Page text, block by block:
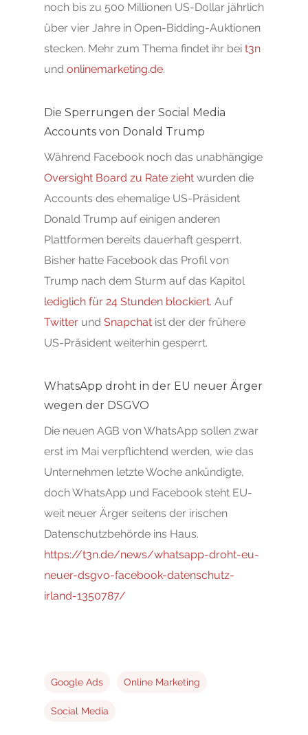
noch bis zu 500 Millionen US-Dollar jährlich
über vier Jahre in Open-Bidding-Auktionen
stecken. Mehr zum Thema findet ihr bei t3n
und onlinemarketing.de.
Die Sperrungen der Social Media
Accounts von Donald Trump
Während Facebook noch das unabhängige
Oversight Board zu Rate zieht wurden die
Accounts des ehemalige US-Präsident
Donald Trump auf einigen anderen
Plattformen bereits dauerhaft gesperrt.
Bisher hatte Facebook das Profil von
Trump nach dem Sturm auf das Kapitol
lediglich für 24 Stunden blockiert. Auf
Twitter und Snapchat ist der der frühere
US-Präsident weiterhin gesperrt.
WhatsApp droht in der EU neuer Ärger
wegen der DSGVO
Die neuen AGB von WhatsApp sollen zwar
erst im Mai verpflichtend werden, wie das
Unternehmen letzte Woche ankündigte,
doch WhatsApp und Facebook steht EU-
weit neuer Ärger seitens der irischen
Datenschutzbehörde ins Haus.
https://t3n.de/news/whatsapp-droht-eu-
neuer-dsgvo-facebook-datenschutz-
irland-1350787/
Google Ads Online Marketing
Social Media
SEO & Content
Creatives & Visuals
Google Premium
Kontakt